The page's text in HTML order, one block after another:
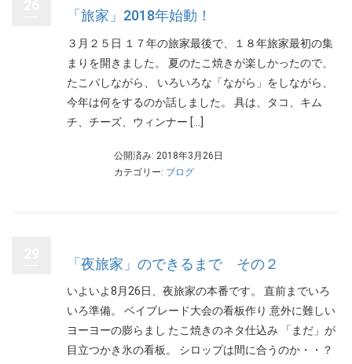
「旅家」2018年始動！
３月２５日 １７年の旅家最後で、１８年旅家最初の集
まりを開きました。 夏のたこ焼きが楽しかったので、
たこパしながら、 いろいろな「ながら」をしながら、
今年は何をするのか話しました。 具は、タコ、キム
チ、チーズ、ウィンナー […]
公開済み: 2018年3月26日
カテゴリー: ブログ
「夜旅家」のできるまで その２
いよいよ8月26日、夜旅家の本番です。 直前までいろ
いろ準備。 ベイブレード大会の看板作り 意外に難しい
ヨーヨーの膨らまし たこ焼きのネタ仕込み 「まだ」が
目立つかき氷の看板。 シロップは間に合うのか・・？